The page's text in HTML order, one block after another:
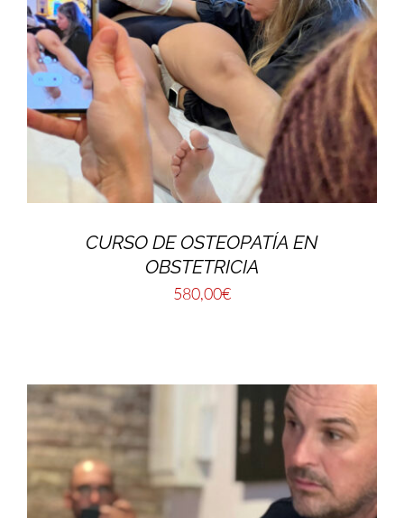
CURSO DE OSTEOPATÍA EN
OBSTETRICIA
580,00€